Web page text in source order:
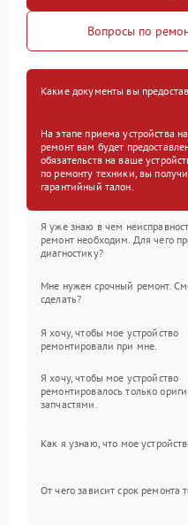
Вопросы по
Какие документы вы
На этапе приема устройства
ремонт вам будет
обязательств на ваше
по ремонту техники, вы
гарантийный талон.
Я уже знаю в чем
ремонт необходим. Для чего
диагностику?
Мне нужен срочный ремонт.
сделать?
Я хочу, чтобы мое устройство
ремонтировали при мне.
Я хочу, чтобы мое устройство
ремонтировалось только
запчастями.
Как я узнаю, что мое
От чего зависит срок ремонта